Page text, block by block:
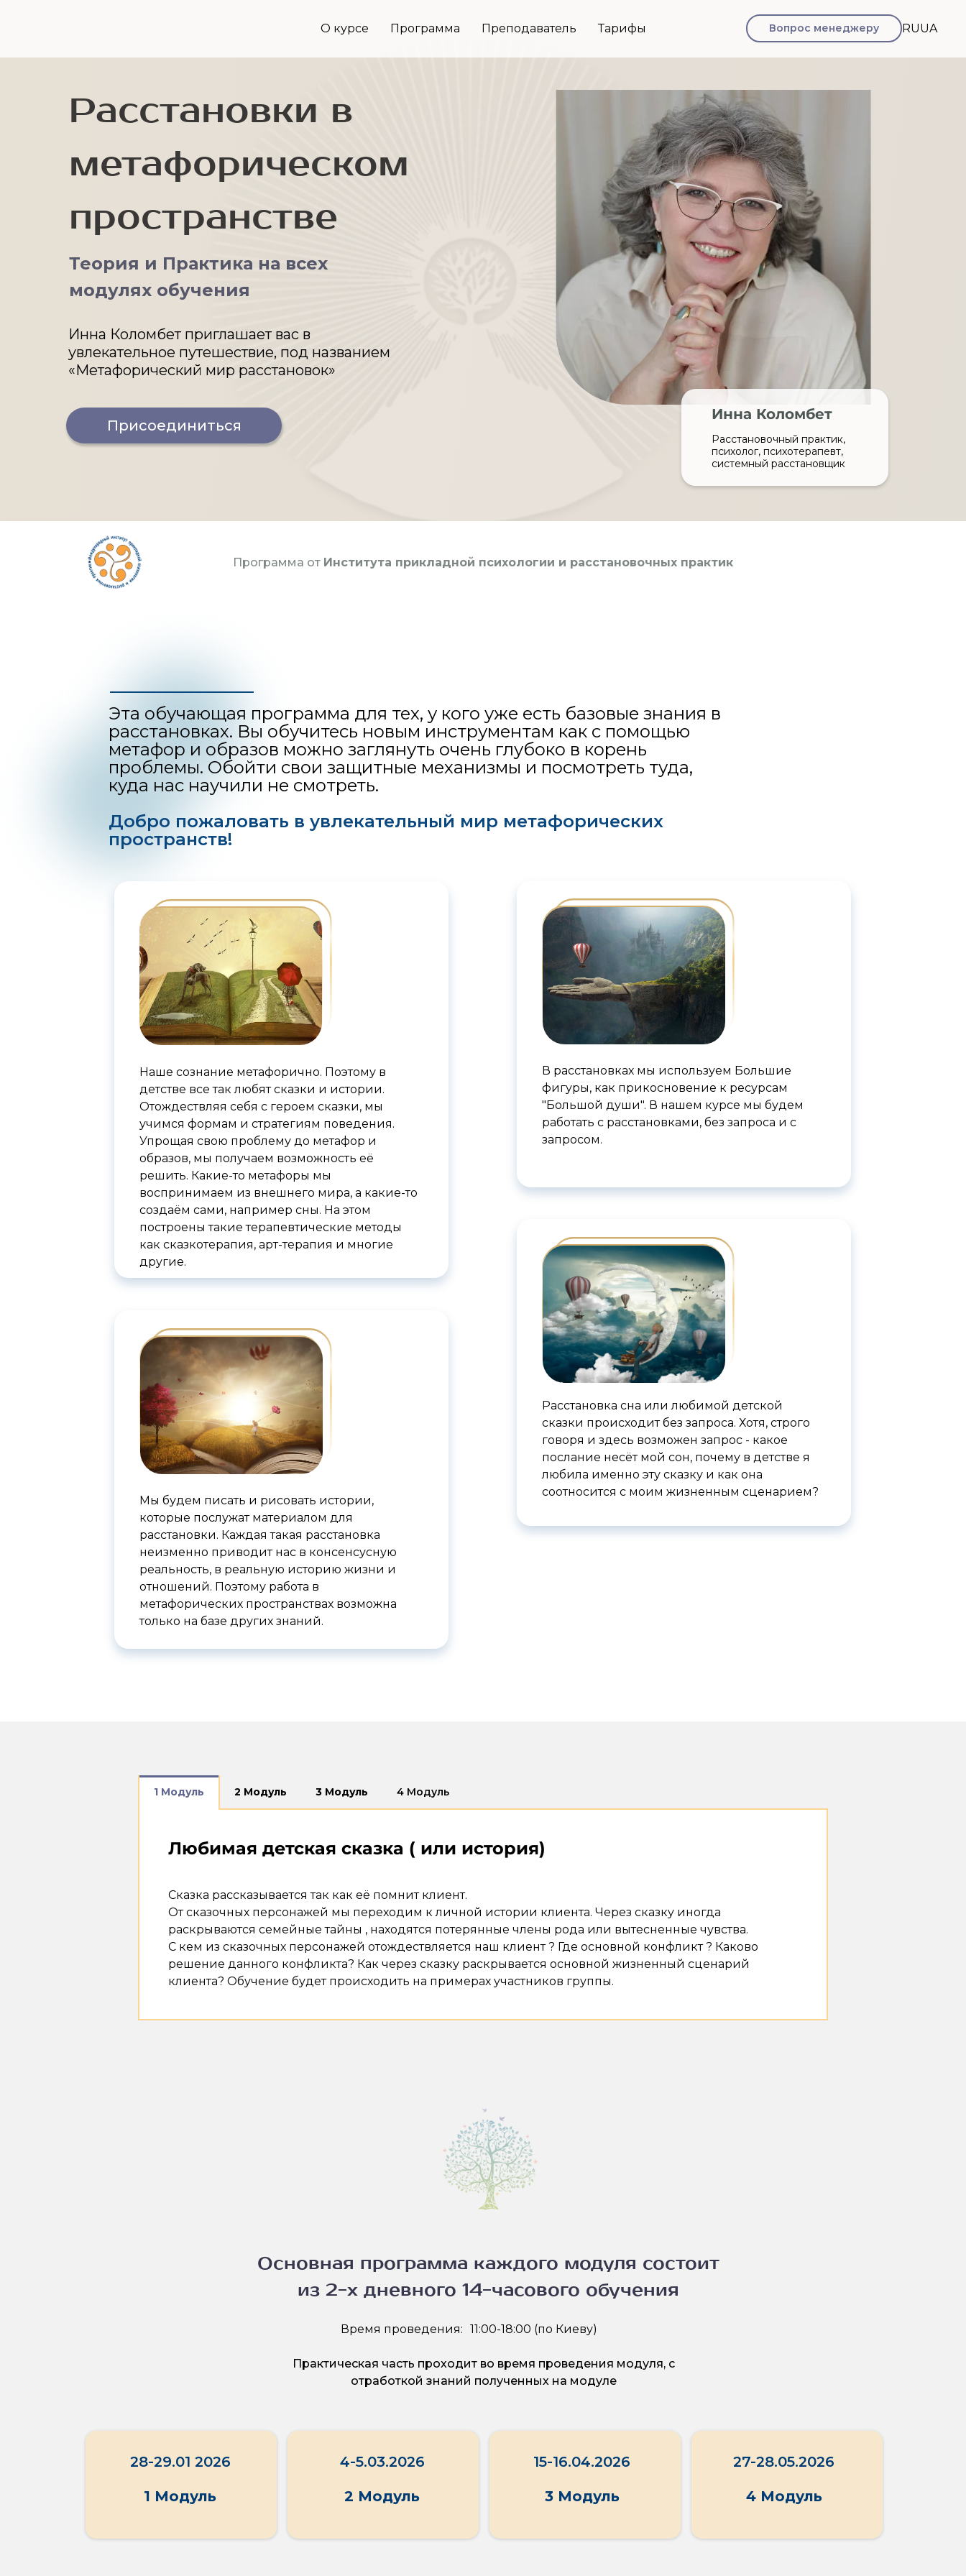
О курсе Программа Преподаватель Тарифы Вопрос менеджеру RUUA
Теория и Практика на всех
модулях обучения
Инна Коломбет приглашает вас в
увлекательное путешествие, под названием
«Метафорический мир расстановок»
Присоединиться
Инна Коломбет
Расстановочный практик,
психолог, психотерапевт,
системный расстановщик
Расстановки в
метафорическом
пространстве
Программа от Института прикладной психологии и расстановочных практик
Эта обучающая программа для тех, у кого уже есть базовые знания в
расстановках. Вы обучитесь новым инструментам как с помощью
метафор и образов можно заглянуть очень глубоко в корень
проблемы. Обойти свои защитные механизмы и посмотреть туда,
куда нас научили не смотреть.
Добро пожаловать в увлекательный мир метафорических
пространств!
Наше сознание метафорично. Поэтому в
детстве все так любят сказки и истории.
Отождествляя себя с героем сказки, мы
учимся формам и стратегиям поведения.
Упрощая свою проблему до метафор и
образов, мы получаем возможность её
решить. Какие-то метафоры мы
воспринимаем из внешнего мира, а какие-то
создаём сами, например сны. На этом
построены такие терапевтические методы
как сказкотерапия, арт-терапия и многие
другие.
В расстановках мы используем Большие
фигуры, как прикосновение к ресурсам
"Большой души". В нашем курсе мы будем
работать с расстановками, без запроса и с
запросом.
Расстановка сна или любимой детской
сказки происходит без запроса. Хотя, строго
говоря и здесь возможен запрос - какое
послание несёт мой сон, почему в детстве я
любила именно эту сказку и как она
соотносится с моим жизненным сценарием?
Мы будем писать и рисовать истории,
которые послужат материалом для
расстановки. Каждая такая расстановка
неизменно приводит нас в консенсусную
реальность, в реальную историю жизни и
отношений. Поэтому работа в
метафорических пространствах возможна
только на базе других знаний.
1 Модуль 2 Модуль 3 Модуль 4 Модуль
Любимая детская сказка ( или история)
Сказка рассказывается так как её помнит клиент.
От сказочных персонажей мы переходим к личной истории клиента. Через сказку иногда
раскрываются семейные тайны , находятся потерянные члены рода или вытесненные чувства.
С кем из сказочных персонажей отождествляется наш клиент ? Где основной конфликт ? Каково
решение данного конфликта? Как через сказку раскрывается основной жизненный сценарий
клиента? Обучение будет происходить на примерах участников группы.
Время проведения: 11:00-18:00 (по Киеву)
Практическая часть проходит во время проведения модуля, с
отработкой знаний полученных на модуле
Основная программа каждого модуля состоит
из 2-х дневного 14-часового обучения
3 Модуль
15-16.04.2026
4 Модуль
27-28.05.2026
2 Модуль
4-5.03.2026
1 Модуль
28-29.01 2026